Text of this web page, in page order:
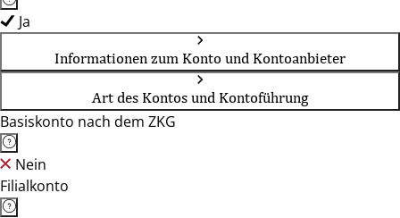
Ja
Informationen zum Konto und Kontoanbieter
Art des Kontos und Kontoführung
Basiskonto nach dem ZKG
Nein
Filialkonto